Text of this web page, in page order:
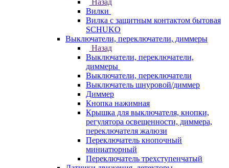
Назад
Вилки
Вилка с защитным контактом бытовая
SCHUKO
Выключатели, переключатели, диммеры
Назад
Выключатели, переключатели,
диммеры
Выключатели, переключатели
Выключатель шнуровой/диммер
Диммер
Кнопка нажимная
Крышка для выключателя, кнопки,
регулятора освещенности, диммера,
переключателя жалюзи
Переключатель кнопочный
миниатюрный
Переключатель трехступенчатый